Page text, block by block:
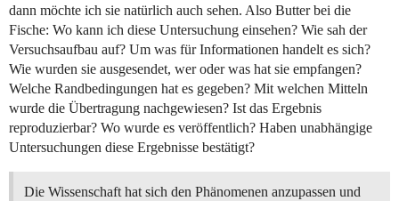
dann möchte ich sie natürlich auch sehen. Also Butter bei die
Fische: Wo kann ich diese Untersuchung einsehen? Wie sah der
Versuchsaufbau auf? Um was für Informationen handelt es sich?
Wie wurden sie ausgesendet, wer oder was hat sie empfangen?
Welche Randbedingungen hat es gegeben? Mit welchen Mitteln
wurde die Übertragung nachgewiesen? Ist das Ergebnis
reproduzierbar? Wo wurde es veröffentlich? Haben unabhängige
Untersuchungen diese Ergebnisse bestätigt?
Die Wissenschaft hat sich den Phänomenen anzupassen und